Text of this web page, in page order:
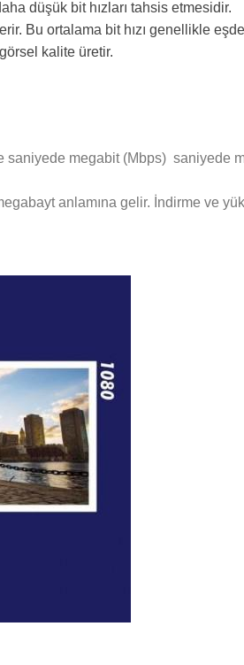
düşük bit hızları tahsis etmesidir.
Bu ortalama bit hızı genellikle
kalite üretir.
saniyede megabit (Mbps) saniyede
anlamına gelir. İndirme ve